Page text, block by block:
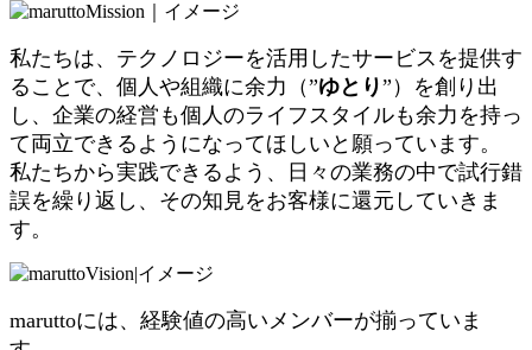
私たちは、テクノロジーを活用したサービスを提供す
ることで、個人や組織に余力（”ゆとり”）を創り出
し、企業の経営も個人のライフスタイルも余力を持っ
て両立できるようになってほしいと願っています。
私たちから実践できるよう、日々の業務の中で試行錯
誤を繰り返し、その知見をお客様に還元していきま
す。
maruttoには、経験値の高いメンバーが揃っていま